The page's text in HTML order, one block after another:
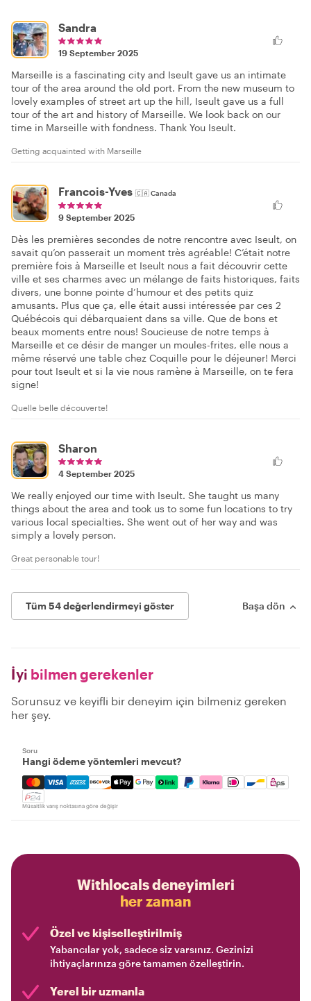
Sandra
19 September 2025
Marseille is a fascinating city and Iseult gave us an intimate
tour of the area around the old port. From the new museum to
lovely examples of street art up the hill, Iseult gave us a full
tour of the art and history of Marseille. We look back on our
time in Marseille with fondness. Thank You Iseult.
Getting acquainted with Marseille
Francois-Yves 🇨🇦Canada
9 September 2025
Dès les premières secondes de notre rencontre avec Iseult, on
savait qu’on passerait un moment très agréable! C’était notre
première fois à Marseille et Iseult nous a fait découvrir cette
ville et ses charmes avec un mélange de faits historiques, faits
divers, une bonne pointe d’humour et des petits quiz
amusants. Plus que ça, elle était aussi intéressée par ces 2
Québécois qui débarquaient dans sa ville. Que de bons et
beaux moments entre nous! Soucieuse de notre temps à
Marseille et ce désir de manger un moules-frites, elle nous a
même réservé une table chez Coquille pour le déjeuner! Merci
pour tout Iseult et si la vie nous ramène à Marseille, on te fera
signe!
Quelle belle découverte!
Sharon
4 September 2025
We really enjoyed our time with Iseult. She taught us many
things about the area and took us to some fun locations to try
various local specialties. She went out of her way and was
simply a lovely person.
Great personable tour!
Tüm 54 değerlendirmeyi göster Başa dön
İyi bilmen gerekenler
Sorunsuz ve keyifli bir deneyim için bilmeniz gereken
her şey.
Soru
Hangi ödeme yöntemleri mevcut?
Mastercard, Visa, Amex, Discover, Apple Pay, Google
Müsaitlik varış noktasına göre değişir
Withlocals deneyimleri
her zaman
Özel ve kişiselleştirilmiş
Yabancılar yok, sadece siz varsınız. Gezinizi
ihtiyaçlarınıza göre tamamen özelleştirin.
Yerel bir uzmanla